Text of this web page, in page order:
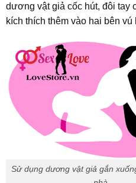
dương vật giả cốc hút, đôi tay
kích thích thêm vào hai bên vú
Sử dụng dương vật giả gắn